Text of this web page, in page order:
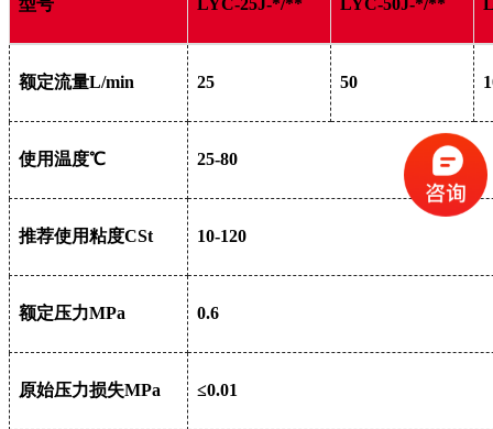
额定流量L/min 25 50
使用温度℃ 25-80
推荐使用粘度CSt 10-120
额定压力MPa 0.6
原始压力损失MPa ≤0.01